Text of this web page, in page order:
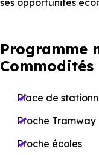
ses opportunités
Programme
Commodités
Place de
Proche Tramway
Proche écoles